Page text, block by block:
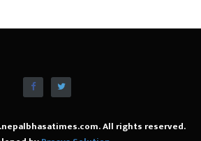
All rights reserved.